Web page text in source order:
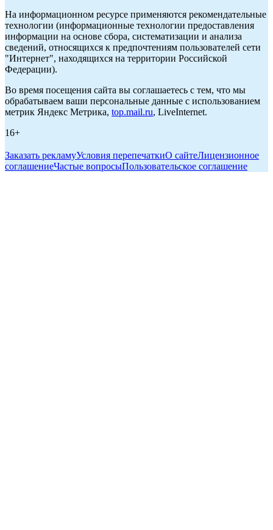
На информационном ресурсе применяются рекомендательные
технологии (информационные технологии предоставления
информации на основе сбора, систематизации и анализа
сведений, относящихся к предпочтениям пользователей сети
"Интернет", находящихся на территории Российской
Федерации).
Во время посещения сайта вы соглашаетесь с тем, что мы
обрабатываем ваши персональные данные с использованием
метрик Яндекс Метрика, top.mail.ru, LiveInternet.
16+
Заказать рекламуУсловия перепечаткиО сайтеЛицензионное
соглашениеЧастые вопросыПользовательское соглашение